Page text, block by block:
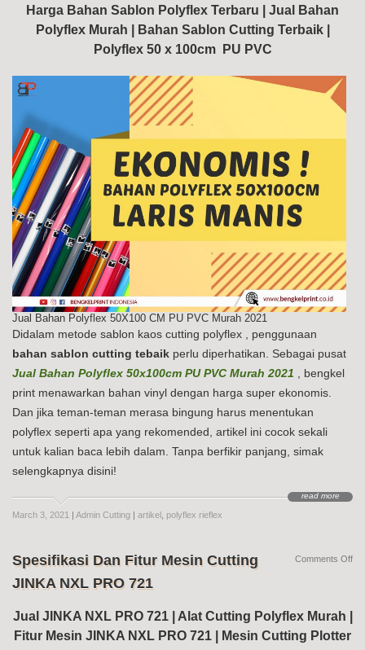
Harga Bahan Sablon Polyflex Terbaru | Jual Bahan
Polyflex Murah | Bahan Sablon Cutting Terbaik |
Polyflex 50 x 100cm PU PVC
Jual Bahan Polyflex 50X100 CM PU PVC Murah 2021
Didalam metode sablon kaos cutting polyflex , penggunaan
bahan sablon cutting tebaik perlu diperhatikan. Sebagai pusat
Jual Bahan Polyflex 50x100cm PU PVC Murah 2021 , bengkel
print menawarkan bahan vinyl dengan harga super ekonomis.
Dan jika teman-teman merasa bingung harus menentukan
polyflex seperti apa yang rekomended, artikel ini cocok sekali
untuk kalian baca lebih dalam. Tanpa berfikir panjang, simak
selengkapnya disini!
read more
March 3, 2021 | Admin Cutting | artikel polyflex rieflex
Spesifikasi Dan Fitur Mesin Cutting
JINKA NXL PRO 721
Jual JINKA NXL PRO 721 | Alat Cutting Polyflex Murah |
Fitur Mesin JINKA NXL PRO 721 | Mesin Cutting Plotter
Comments Offon